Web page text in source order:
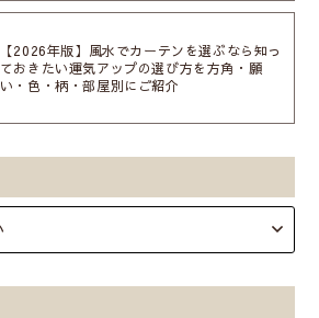
【2026年版】風水でカーテンを選ぶなら知っ
ておきたい運気アップの選び方を方角・願
い・色・柄・部屋別にご紹介